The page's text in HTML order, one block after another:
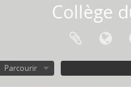
Collège
Parcourir